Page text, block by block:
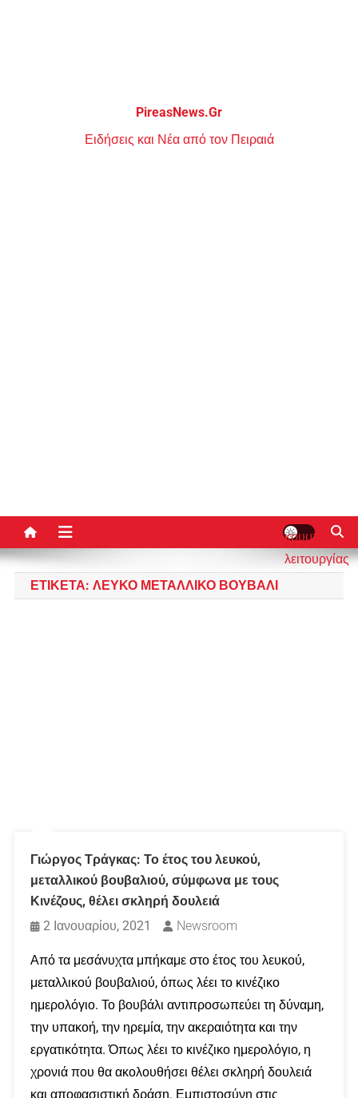
PireasNews.Gr
Ειδήσεις και Νέα από τον Πειραιά
κουμπί
λειτουργίας
ΕΤΙΚΈΤΑ: ΛΕΥΚΌ ΜΕΤΑΛΛΙΚΌ ΒΟΥΒΆΛΙ
Γιώργος Τράγκας: Το έτος του λευκού,
μεταλλικού βουβαλιού, σύμφωνα με τους
Κινέζους, θέλει σκληρή δουλειά
2 Ιανουαρίου, 2021
Newsroom
Από τα μεσάνυχτα μπήκαμε στο έτος του λευκού,
μεταλλικού βουβαλιού, όπως λέει το κινέζικο
ημερολόγιο. Το βουβάλι αντιπροσωπεύει τη δύναμη,
την υπακοή, την ηρεμία, την ακεραιότητα και την
εργατικότητα. Όπως λέει το κινέζικο ημερολόγιο, η
χρονιά που θα ακολουθήσει θέλει σκληρή δουλειά
και αποφασιστική δράση. Εμπιστοσύνη στις